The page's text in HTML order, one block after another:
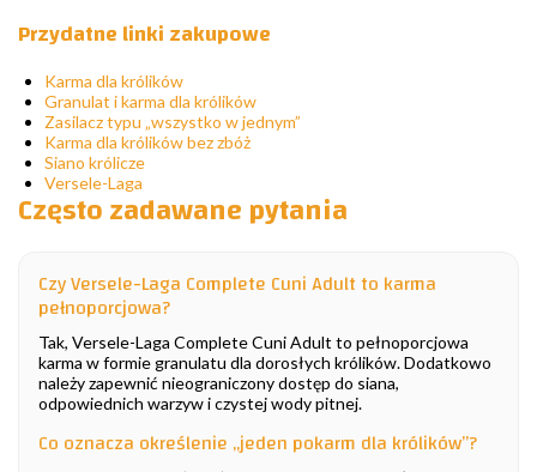
Przydatne linki zakupowe
Karma dla królików
Granulat i karma dla królików
Zasilacz typu „wszystko w jednym”
Karma dla królików bez zbóż
Siano królicze
Versele-Laga
Często zadawane pytania
Czy Versele-Laga Complete Cuni Adult to karma
pełnoporcjowa?
Tak, Versele-Laga Complete Cuni Adult to pełnoporcjowa
karma w formie granulatu dla dorosłych królików. Dodatkowo
należy zapewnić nieograniczony dostęp do siana,
odpowiednich warzyw i czystej wody pitnej.
Co oznacza określenie „jeden pokarm dla królików”?